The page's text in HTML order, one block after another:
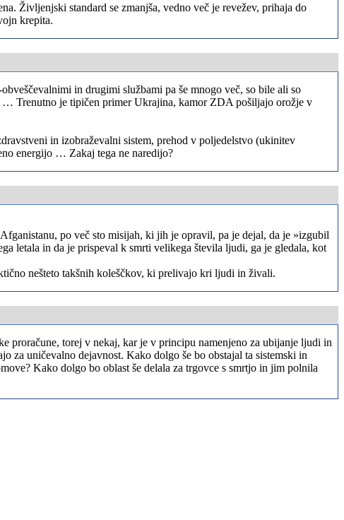
Življenjski standard se zmanjša, vedno več je revežev, prihaja do
krepita.
in drugimi službami pa še mnogo več, so bile ali so
Trenutno je tipičen primer Ukrajina, kamor ZDA pošiljajo orožje v
in izobraževalni sistem, prehod v poljedelstvo (ukinitev
energijo … Zakaj tega ne naredijo?
po več sto misijah, ki jih je opravil, pa je dejal, da je »izgubil
letala in da je prispeval k smrti velikega števila ljudi, ga je gledala, kot
nešteto takšnih koleščkov, ki prelivajo kri ljudi in živali.
proračune, torej v nekaj, kar je v principu namenjeno za ubijanje ljudi in
za uničevalno dejavnost. Kako dolgo še bo obstajal ta sistemski in
Kako dolgo bo oblast še delala za trgovce s smrtjo in jim polnila